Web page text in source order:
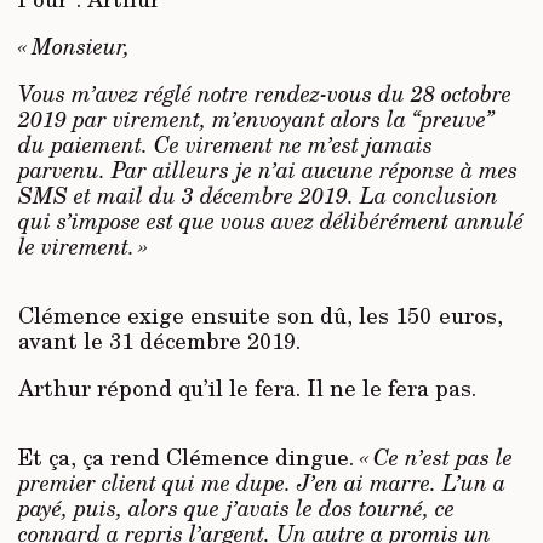
« Monsieur,
Vous m’avez réglé notre rendez-vous du 28 octobre
2019 par virement, m’envoyant alors la “preuve”
du paiement. Ce virement ne m’est jamais
parvenu. Par ailleurs je n’ai aucune réponse à mes
SMS et mail du 3 décembre 2019. La conclusion
qui s’impose est que vous avez délibérément annulé
le virement. »
Clémence exige ensuite son dû, les 150 euros,
avant le 31 décembre 2019.
Arthur répond qu’il le fera. Il ne le fera pas.
Et ça, ça rend Clémence dingue. « Ce n’est pas le
premier client qui me dupe. J’en ai marre. L’un a
payé, puis, alors que j’avais le dos tourné, ce
connard a repris l’argent. Un autre a promis un